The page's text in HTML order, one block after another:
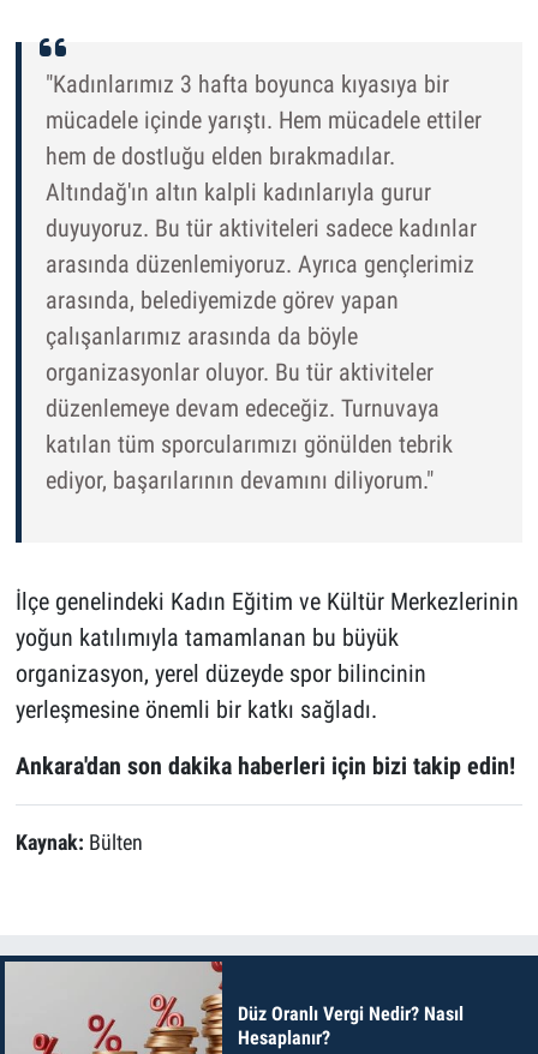
"Kadınlarımız 3 hafta boyunca kıyasıya bir
mücadele içinde yarıştı. Hem mücadele ettiler
hem de dostluğu elden bırakmadılar.
Altındağ'ın altın kalpli kadınlarıyla gurur
duyuyoruz. Bu tür aktiviteleri sadece kadınlar
arasında düzenlemiyoruz. Ayrıca gençlerimiz
arasında, belediyemizde görev yapan
çalışanlarımız arasında da böyle
organizasyonlar oluyor. Bu tür aktiviteler
düzenlemeye devam edeceğiz. Turnuvaya
katılan tüm sporcularımızı gönülden tebrik
ediyor, başarılarının devamını diliyorum."
İlçe genelindeki Kadın Eğitim ve Kültür Merkezlerinin
yoğun katılımıyla tamamlanan bu büyük
organizasyon, yerel düzeyde spor bilincinin
yerleşmesine önemli bir katkı sağladı.
Ankara'dan son dakika haberleri için bizi takip edin!
Kaynak: Bülten
Düz Oranlı Vergi Nedir? Nasıl
Hesaplanır?